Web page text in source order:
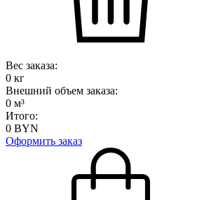
Вес заказа:
0 кг
Внешний объем заказа:
0 м³
Итого:
0 BYN
Оформить заказ